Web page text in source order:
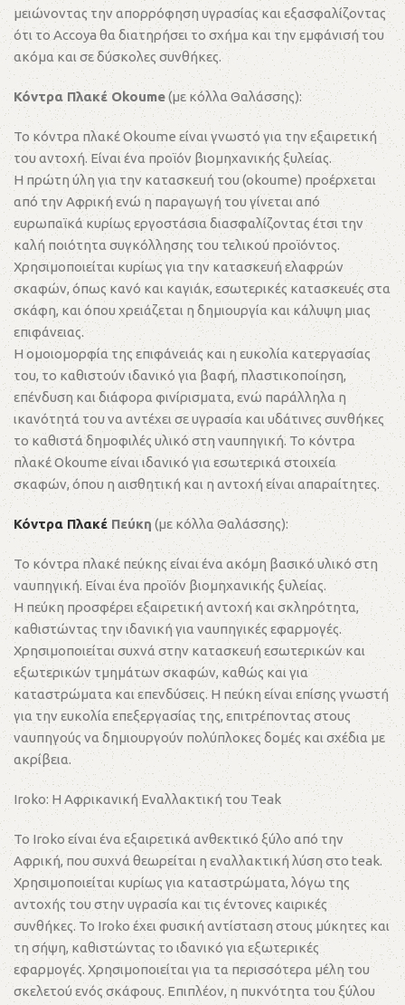
μειώνοντας την απορρόφηση υγρασίας και εξασφαλίζοντας
ότι το Accoya θα διατηρήσει το σχήμα και την εμφάνισή του
ακόμα και σε δύσκολες συνθήκες.
Κόντρα Πλακέ Okoume(με κόλλα Θαλάσσης):
Το κόντρα πλακέ Okoume είναι γνωστό για την εξαιρετική
του αντοχή. Είναι ένα προϊόν βιομηχανικής ξυλείας.
Η πρώτη ύλη για την κατασκευή του (okoume) προέρχεται
από την Αφρική ενώ η παραγωγή του γίνεται από
ευρωπαϊκά κυρίως εργοστάσια διασφαλίζοντας έτσι την
καλή ποιότητα συγκόλλησης του τελικού προϊόντος.
Χρησιμοποιείται κυρίως για την κατασκευή ελαφρών
σκαφών, όπως κανό και καγιάκ, εσωτερικές κατασκευές στα
σκάφη, και όπου χρειάζεται η δημιουργία και κάλυψη μιας
επιφάνειας.
Η ομοιομορφία της επιφάνειάς και η ευκολία κατεργασίας
του, το καθιστούν ιδανικό για βαφή, πλαστικοποίηση,
επένδυση και διάφορα φινίρισματα, ενώ παράλληλα η
ικανότητά του να αντέχει σε υγρασία και υδάτινες συνθήκες
το καθιστά δημοφιλές υλικό στη ναυπηγική. Το κόντρα
πλακέ Okoume είναι ιδανικό για εσωτερικά στοιχεία
σκαφών, όπου η αισθητική και η αντοχή είναι απαραίτητες.
Κόντρα Πλακέ Πεύκη(με κόλλα Θαλάσσης):
Το κόντρα πλακέ πεύκης είναι ένα ακόμη βασικό υλικό στη
ναυπηγική. Είναι ένα προϊόν βιομηχανικής ξυλείας.
Η πεύκη προσφέρει εξαιρετική αντοχή και σκληρότητα,
καθιστώντας την ιδανική για ναυπηγικές εφαρμογές.
Χρησιμοποιείται συχνά στην κατασκευή εσωτερικών και
εξωτερικών τμημάτων σκαφών, καθώς και για
καταστρώματα και επενδύσεις. Η πεύκη είναι επίσης γνωστή
για την ευκολία επεξεργασίας της, επιτρέποντας στους
ναυπηγούς να δημιουργούν πολύπλοκες δομές και σχέδια με
ακρίβεια.
Iroko: Η Αφρικανική Εναλλακτική του Teak
Το Iroko είναι ένα εξαιρετικά ανθεκτικό ξύλο από την
Αφρική, που συχνά θεωρείται η εναλλακτική λύση στο teak.
Χρησιμοποιείται κυρίως για καταστρώματα, λόγω της
αντοχής του στην υγρασία και τις έντονες καιρικές
συνθήκες. Το Iroko έχει φυσική αντίσταση στους μύκητες και
τη σήψη, καθιστώντας το ιδανικό για εξωτερικές
εφαρμογές. Χρησιμοποιείται για τα περισσότερα μέλη του
σκελετού ενός σκάφους. Επιπλέον, η πυκνότητα του ξύλου